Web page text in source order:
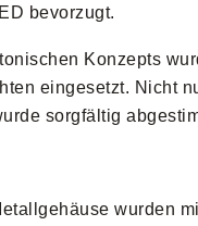
bevorzugt.
Konzepts
eingesetzt. Nicht
sorgfältig
wurden